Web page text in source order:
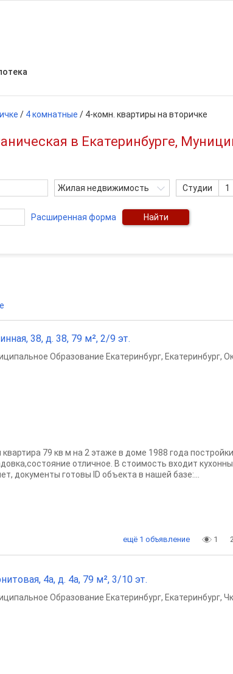
/ 4 комнатные / 4-комн. квартиры на вторичке
в Екатеринбурге,
Жилая недвижимость Студии 1
Расширенная форма Найти
38, д. 38, 79 м², 2/9 эт.
Образование Екатеринбург, Екатеринбург,
79 кв м на 2 этаже в доме 1988 года
отличное. В стоимость входит
документы готовы ID объекта в нашей базе:...
1
ещё 1 объявление
4а, д. 4а, 79 м², 3/10 эт.
Образование Екатеринбург, Екатеринбург,